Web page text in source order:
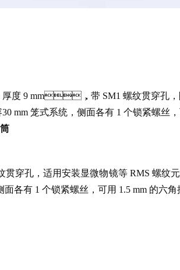
度 9 mm，带 SM1 螺纹贯穿孔，
30 mm 笼式系统，侧面各有 1 个锁紧螺丝
，适用安装显微物镜等 RMS 螺纹元件
各有 1 个锁紧螺丝，可用 1.5 mm 的六角